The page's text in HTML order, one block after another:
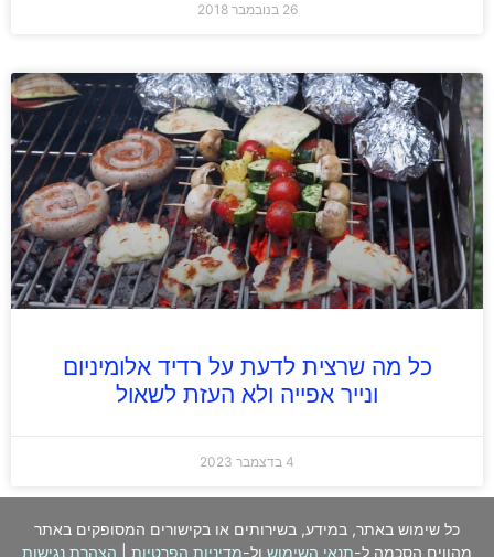
26 בנובמבר 2018
כל מה שרצית לדעת על רדיד אלומיניום
ונייר אפייה ולא העזת לשאול
4 בדצמבר 2023
כל שימוש באתר, במידע, בשירותים או בקישורים המסופקים באתר
מהווים הסכמה ל-תנאי השימוש ול-מדיניות הפרטיות הצהרת נגישות